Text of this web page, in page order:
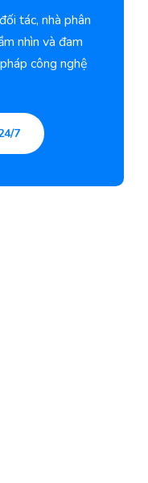
tác, nhà phân
nhìn và đam
công nghệ
7